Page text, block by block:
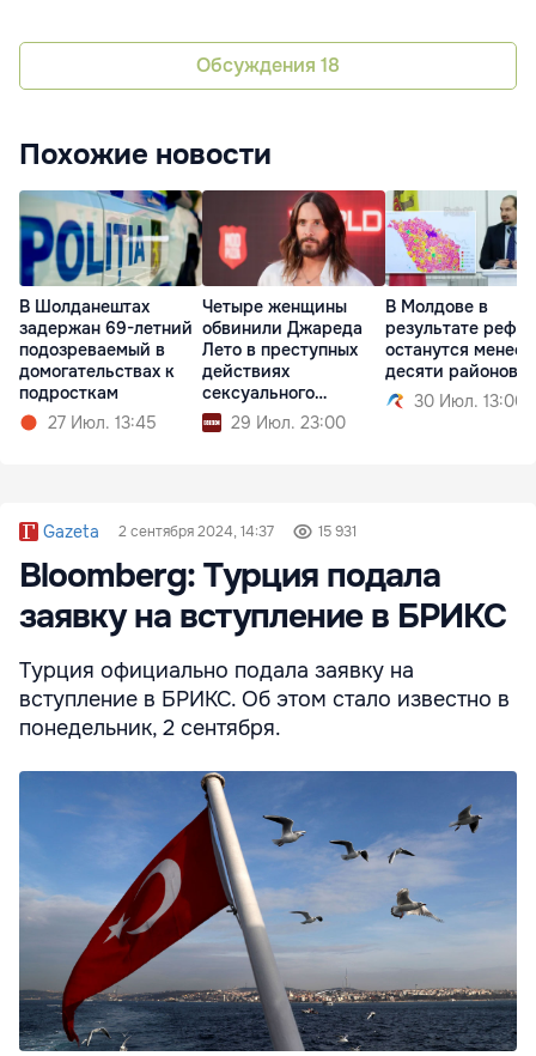
Обсуждения 18
Похожие новости
В Шолданештах
задержан 69-летний
подозреваемый в
домогательствах к
подросткам
27 Июл. 13:45
Четыре женщины
обвинили Джареда
Лето в преступных
действиях
сексуального
характера
29 Июл. 23:00
В Молдове в
результате
останутся менее
десяти районов
30 Июл. 13:00
Gazeta 2 сентября 2024, 14:37 15 931
Bloomberg: Турция подала
заявку на вступление в БРИКС
Турция официально подала заявку на
вступление в БРИКС. Об этом стало известно в
понедельник, 2 сентября.